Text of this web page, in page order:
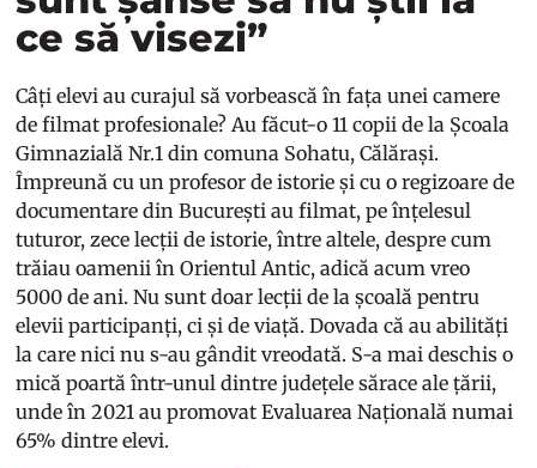
ce să visezi”
Câți elevi au curajul să vorbească în fața unei camere
de filmat profesionale? Au făcut-o 11 copii de la Școala
Gimnazială Nr.1 din comuna Sohatu, Călărași.
Împreună cu un profesor de istorie și cu o regizoare de
documentare din București au filmat, pe înțelesul
tuturor, zece lecții de istorie, între altele, despre cum
trăiau oamenii în Orientul Antic, adică acum vreo
5000 de ani. Nu sunt doar lecții de la școală pentru
elevii participanți, ci și de viață. Dovada că au abilități
la care nici nu s-au gândit vreodată. S-a mai deschis o
mică poartă într-unul dintre județele sărace ale țării,
unde în 2021 au promovat Evaluarea Națională numai
65% dintre elevi.